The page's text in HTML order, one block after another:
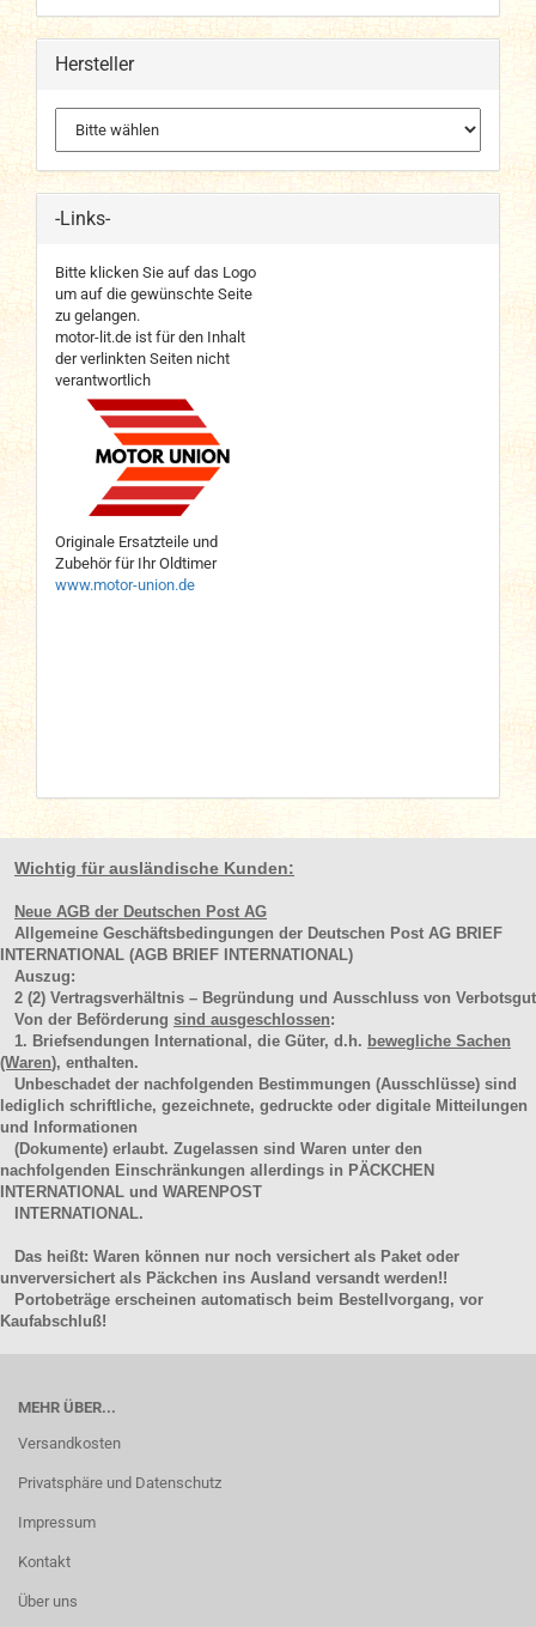
Hersteller
-Links-
Bitte klicken Sie auf das Logo
um auf die gewünschte Seite
zu gelangen.
motor-lit.de ist für den Inhalt
der verlinkten Seiten nicht
verantwortlich
Originale Ersatzteile und
Zubehör für Ihr Oldtimer
www.motor-union.de
Wichtig für ausländische Kunden:
Neue AGB der Deutschen Post AG
Allgemeine Geschäftsbedingungen der Deutschen Post AG BRIEF
INTERNATIONAL (AGB BRIEF INTERNATIONAL)
Auszug:
2 (2) Vertragsverhältnis – Begründung und Ausschluss von Verbotsgut
Von der Beförderung sind ausgeschlossen:
1. Briefsendungen International, die Güter, d.h. bewegliche Sachen
(Waren), enthalten.
Unbeschadet der nachfolgenden Bestimmungen (Ausschlüsse) sind
lediglich schriftliche, gezeichnete, gedruckte oder digitale Mitteilungen
und Informationen
(Dokumente) erlaubt. Zugelassen sind Waren unter den
nachfolgenden Einschränkungen allerdings in PÄCKCHEN
INTERNATIONAL und WARENPOST
INTERNATIONAL.
Das heißt: Waren können nur noch versichert als Paket oder
unverversichert als Päckchen ins Ausland versandt werden!!
Portobeträge erscheinen automatisch beim Bestellvorgang, vor
Kaufabschluß!
MEHR ÜBER...
Versandkosten
Privatsphäre und Datenschutz
Impressum
Kontakt
Über uns